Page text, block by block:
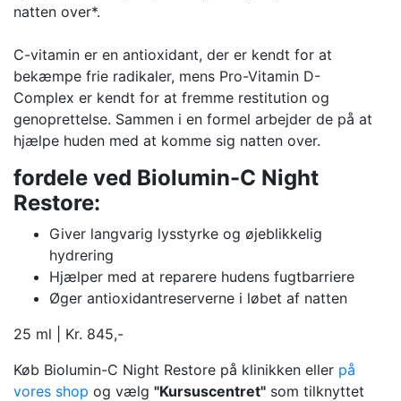
natten over*.
C-vitamin er en antioxidant, der er kendt for at
bekæmpe frie radikaler, mens Pro-Vitamin D-
Complex er kendt for at fremme restitution og
genoprettelse. Sammen i en formel arbejder de på at
hjælpe huden med at komme sig natten over.
fordele ved Biolumin-C Night
Restore:
Giver langvarig lysstyrke og øjeblikkelig
hydrering
Hjælper med at reparere hudens fugtbarriere
Øger antioxidantreserverne i løbet af natten
25 ml | Kr. 845,-
Køb Biolumin-C Night Restore på klinikken eller på
vores shop og vælg "Kursuscentret" som tilknyttet